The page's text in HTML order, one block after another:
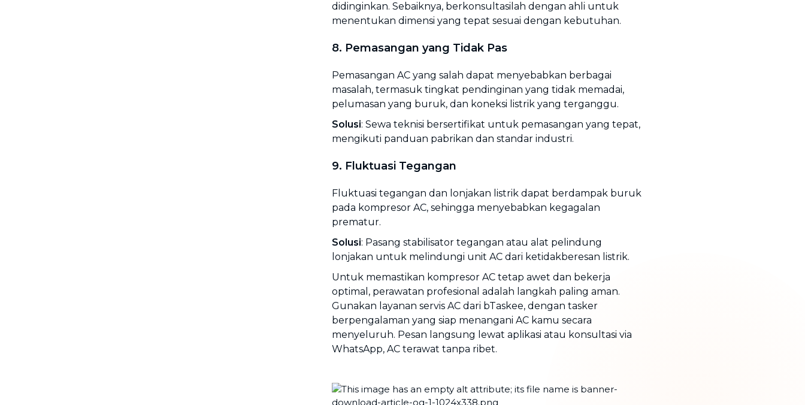
didinginkan. Sebaiknya, berkonsultasilah dengan ahli untuk
menentukan dimensi yang tepat sesuai dengan kebutuhan.
8. Pemasangan yang Tidak Pas
Pemasangan AC yang salah dapat menyebabkan berbagai
masalah, termasuk tingkat pendinginan yang tidak memadai,
pelumasan yang buruk, dan koneksi listrik yang terganggu.
Solusi: Sewa teknisi bersertifikat untuk pemasangan yang tepat,
mengikuti panduan pabrikan dan standar industri.
9. Fluktuasi Tegangan
Fluktuasi tegangan dan lonjakan listrik dapat berdampak buruk
pada kompresor AC, sehingga menyebabkan kegagalan
prematur.
Solusi: Pasang stabilisator tegangan atau alat pelindung
lonjakan untuk melindungi unit AC dari ketidakberesan listrik.
Untuk memastikan kompresor AC tetap awet dan bekerja
optimal, perawatan profesional adalah langkah paling aman.
Gunakan layanan servis AC dari bTaskee, dengan tasker
berpengalaman yang siap menangani AC kamu secara
menyeluruh. Pesan langsung lewat aplikasi atau konsultasi via
WhatsApp, AC terawat tanpa ribet.